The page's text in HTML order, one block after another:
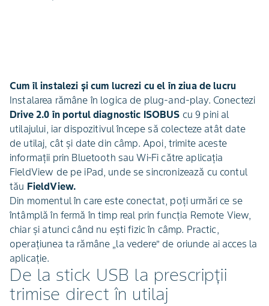
Cum îl instalezi și cum lucrezi cu el în ziua de lucru
Instalarea rămâne în logica de plug-and-play. Conectezi
Drive 2.0 în portul diagnostic ISOBUS cu 9 pini al
utilajului, iar dispozitivul începe să colecteze atât date
de utilaj, cât și date din câmp. Apoi, trimite aceste
informații prin Bluetooth sau Wi‑Fi către aplicația
FieldView de pe iPad, unde se sincronizează cu contul
tău FieldView.
Din momentul în care este conectat, poți urmări ce se
întâmplă în fermă în timp real prin funcția Remote View,
chiar și atunci când nu ești fizic în câmp. Practic,
operațiunea ta rămâne „la vedere” de oriunde ai acces la
aplicație.
De la stick USB la prescripții
trimise direct în utilaj